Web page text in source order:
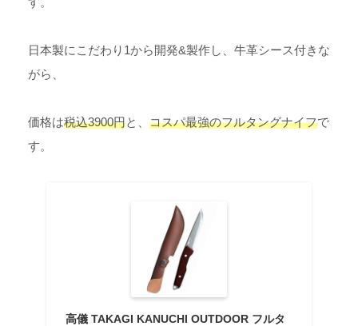
日本製にこだわり1から開発&製作し、牛革シース付きな
がら、
価格は税込3900円と、 コスパ最強のフルタングナイフで
す。
高儀 TAKAGI KANUCHI OUTDOOR フルタ